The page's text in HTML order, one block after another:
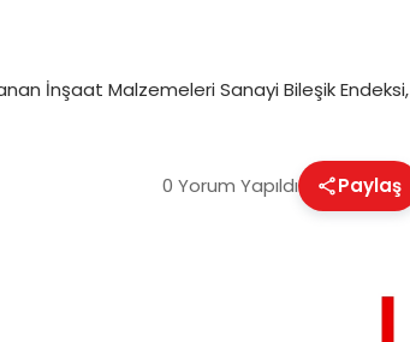
İnşaat Malzemeleri Sanayi Bileşik Endeksi,
0 Yorum Yapıldı Paylaş